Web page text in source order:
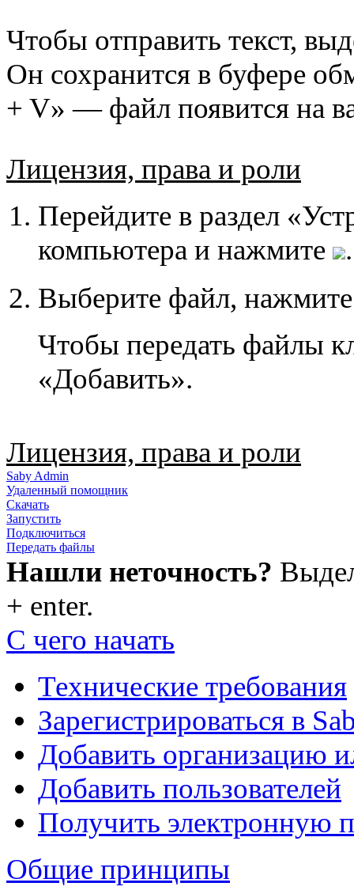
Чтобы отправить текст,
Он сохранится в буфере
+ V» — файл появится на
Лицензия, права и роли
Перейдите в раздел
компьютера и нажмите
.
Выберите файл,
Чтобы передать файлы
«Добавить».
Лицензия, права и роли
Saby Admin
Удаленный помощник
Скачать
Запустить
Подключиться
Передать файлы
Нашли неточность?
+ enter.
С чего начать
Технические требования
Зарегистрироваться в
Добавить организацию
Добавить пользователей
Получить электронную
Общие принципы